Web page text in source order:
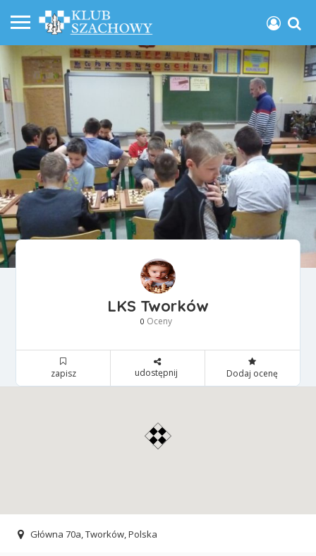
LKS Tworków
0 Oceny
zapisz udostępnij Dodaj ocenę
Główna 70a, Tworków, Polska